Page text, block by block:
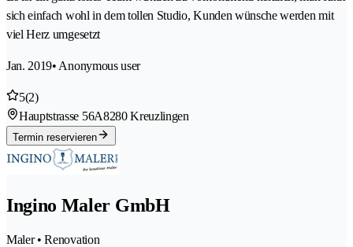
sich einfach wohl in dem tollen Studio, Kunden wünsche werden mit
viel Herz umgesetzt
Jan. 2019• Anonymous user
5(2)
Hauptstrasse 56A8280 Kreuzlingen
Termin reservieren
Ingino Maler GmbH
Maler • Renovation